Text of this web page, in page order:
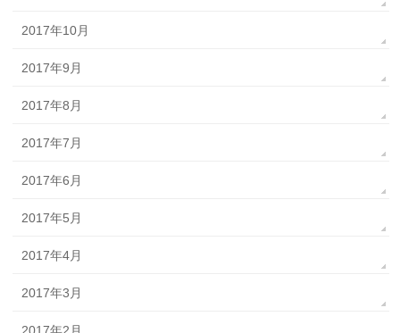
2017年10月
2017年9月
2017年8月
2017年7月
2017年6月
2017年5月
2017年4月
2017年3月